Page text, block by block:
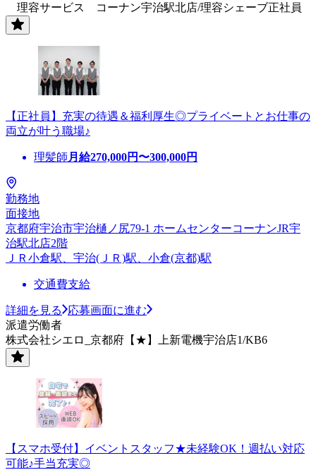
理容サービス コーナン宇治駅北店/理容シェーブ正社員
【正社員】充実の待遇＆福利厚生◎プライベートとお仕事の
両立が叶う職場♪
理髪師 月給270,000円〜300,000円
勤務地
面接地
京都府宇治市宇治樋ノ尻79-1 ホームセンターコーナンJR宇
治駅北店2階
ＪＲ小倉駅、宇治(ＪＲ)駅、小倉(京都)駅
交通費支給
詳細を見る
応募画面に進む
派遣労働者
株式会社シエロ_京都府【★】上新電機宇治店1/KB6
【スマホ受付】イベントスタッフ★未経験OK！週払い対応
可能♪手当充実◎